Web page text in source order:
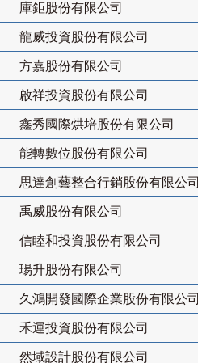
庫鉅股份有限公司
龍威投資股份有限公司
方嘉股份有限公司
啟祥投資股份有限公司
鑫秀國際烘培股份有限公司
能轉數位股份有限公司
思達創藝整合行銷股份有限公司
禹威股份有限公司
信睦和投資股份有限公司
瑒升股份有限公司
久鴻開發國際企業股份有限公司
禾運投資股份有限公司
然域設計股份有限公司